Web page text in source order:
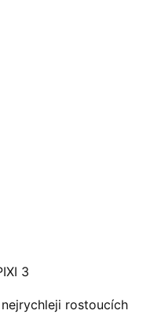
nejrychleji rostoucích